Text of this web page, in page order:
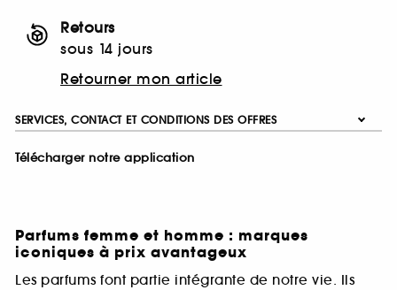
Retours
sous 14 jours
Retourner mon article
SERVICES, CONTACT ET CONDITIONS DES OFFRES
Télécharger notre application
Parfums femme et homme : marques
iconiques à prix avantageux
Les parfums font partie intégrante de notre vie. Ils